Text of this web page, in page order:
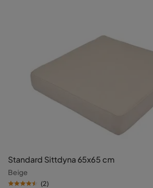
Standard Sittdyna 65x65 cm
Beige
(2)